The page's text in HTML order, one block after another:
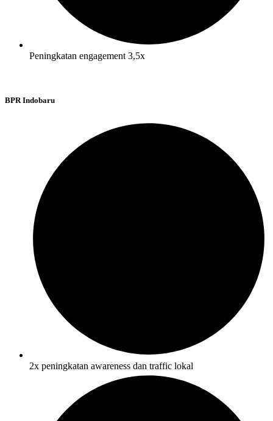
Peningkatan engagement 3,5x
BPR Indobaru
2x peningkatan awareness dan traffic lokal